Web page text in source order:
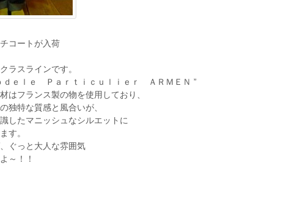
コートが入荷
ラスラインです。
ｅｌｅ Ｐａｒｔｉｃｕｌｉｅｒ ＡＲＭＥＮ ”
はフランス製の物を使用しており、
独特な質感と風合いが、
したマニッシュなシルエットに
す。
ぐっと大人な雰囲気
～！！